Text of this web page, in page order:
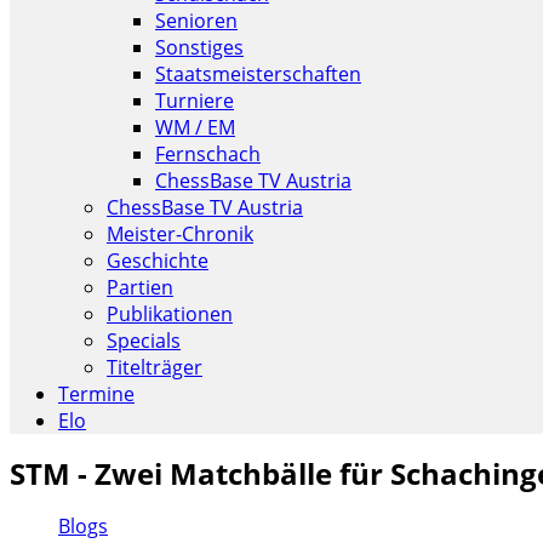
Senioren
Sonstiges
Staatsmeisterschaften
Turniere
WM / EM
Fernschach
ChessBase TV Austria
ChessBase TV Austria
Meister-Chronik
Geschichte
Partien
Publikationen
Specials
Titelträger
Termine
Elo
STM - Zwei Matchbälle für
Blogs